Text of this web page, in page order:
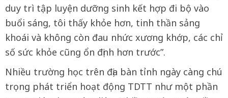
duy trì tập luyện dưỡng sinh kết hợp đi bộ vào
buổi sáng, tôi thấy khỏe hơn, tinh thần sảng
khoái và không còn đau nhức xương khớp, các chỉ
số sức khỏe cũng ổn định hơn trước”.
Nhiều trường học trên địa bàn tỉnh ngày càng chú
trọng phát triển hoạt động TDTT như một phần